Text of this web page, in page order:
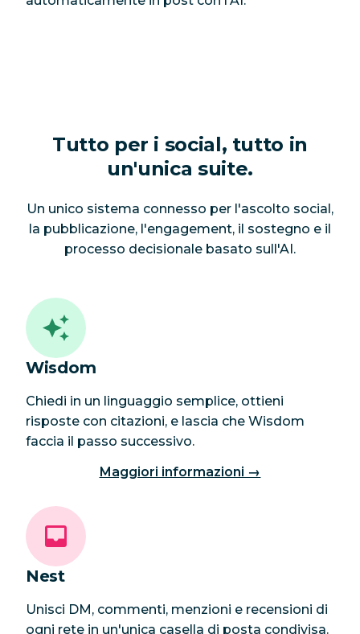
Tutto per i social, tutto in
un'unica suite.
Un unico sistema connesso per l'ascolto social,
la pubblicazione, l'engagement, il sostegno e il
processo decisionale basato sull'AI.
Wisdom
Chiedi in un linguaggio semplice, ottieni
risposte con citazioni, e lascia che Wisdom
faccia il passo successivo.
Maggiori informazioni →
Nest
Unisci DM, commenti, menzioni e recensioni di
ogni rete in un'unica casella di posta condivisa.